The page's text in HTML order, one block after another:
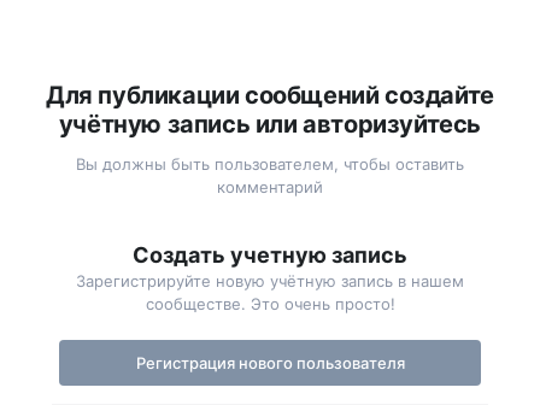
Для публикации сообщений создайте
учётную запись или авторизуйтесь
Вы должны быть пользователем, чтобы оставить
комментарий
Создать учетную запись
Зарегистрируйте новую учётную запись в нашем
сообществе. Это очень просто!
Регистрация нового пользователя